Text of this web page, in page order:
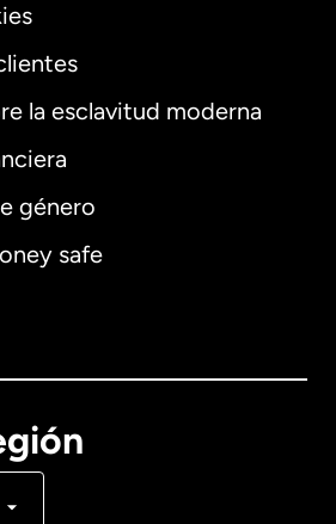
la esclavitud moderna
género
safe
English
Français